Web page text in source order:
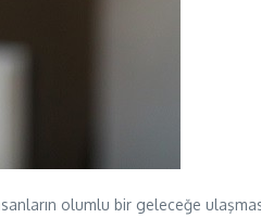
olumlu bir geleceğe